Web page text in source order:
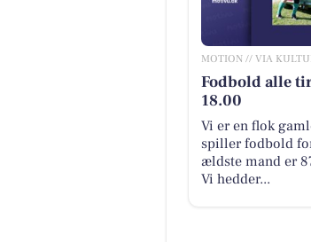
MOTION // VIA
Fodbold alle
18.00
Vi er en flok
spiller fodbold
ældste mand er
Vi hedder...